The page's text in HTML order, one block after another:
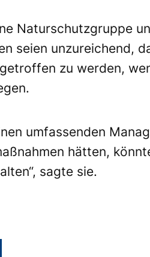
Naturschutzgruppe
seien unzureichend,
zu werden,
umfassenden
hätten,
sagte sie.